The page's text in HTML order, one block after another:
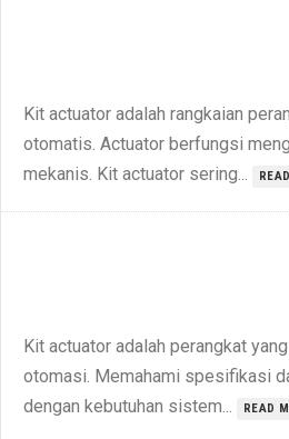
Kit actuator adalah rangkaian
otomatis. Actuator berfungsi
mekanis. Kit actuator sering...
Kit actuator adalah perangkat
otomasi. Memahami spesifikasi
dengan kebutuhan sistem...
READ